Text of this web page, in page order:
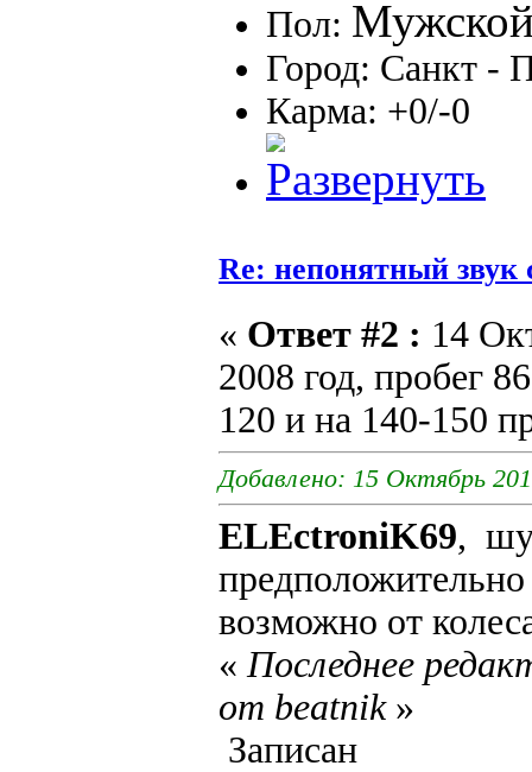
Пол:
Город: Санкт -
Карма: +0/-0
Re: непонятный звук
« Ответ #2 : 14
2008 год, пробег
120 и на 140-150
Добавлено: 15 Октябрь
ELEctroniK69,
возможно от
« Последнее
от beatnik»
Записан